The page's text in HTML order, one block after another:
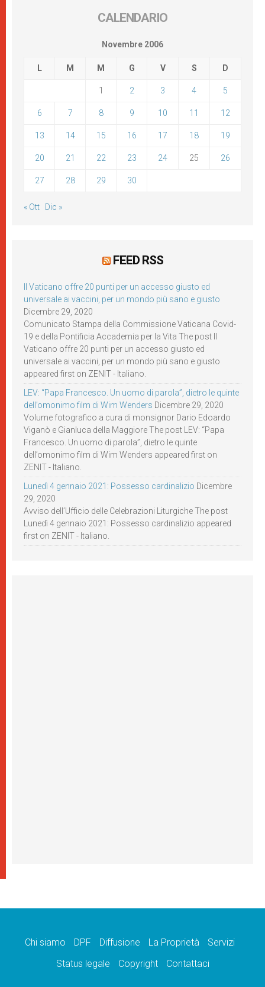
CALENDARIO
Novembre 2006
L M M G V S D
1 2 3 4 5
6 7 8 9 10 11 12
13 14 15 16 17 18 19
20 21 22 23 24 25 26
27 28 29 30
« Ott Dic »
FEED RSS
Il Vaticano offre 20 punti per un accesso giusto ed
universale ai vaccini, per un mondo più sano e giusto
Dicembre 29, 2020
Comunicato Stampa della Commissione Vaticana Covid-
19 e della Pontificia Accademia per la Vita The post Il
Vaticano offre 20 punti per un accesso giusto ed
universale ai vaccini, per un mondo più sano e giusto
appeared first on ZENIT - Italiano.
LEV: “Papa Francesco. Un uomo di parola”, dietro le quinte
dell’omonimo film di Wim Wenders Dicembre 29, 2020
Volume fotografico a cura di monsignor Dario Edoardo
Viganò e Gianluca della Maggiore The post LEV: “Papa
Francesco. Un uomo di parola”, dietro le quinte
dell’omonimo film di Wim Wenders appeared first on
ZENIT - Italiano.
Lunedì 4 gennaio 2021: Possesso cardinalizio Dicembre
29, 2020
Avviso dell’Ufficio delle Celebrazioni Liturgiche The post
Lunedì 4 gennaio 2021: Possesso cardinalizio appeared
first on ZENIT - Italiano.
Chi siamo DPF Diffusione La Proprietà
Servizi
Status legale
Copyright Contattaci